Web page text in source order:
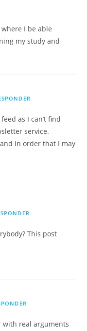
I be able
my study and
as I can’t find
service.
in order that I may
This post
real arguments